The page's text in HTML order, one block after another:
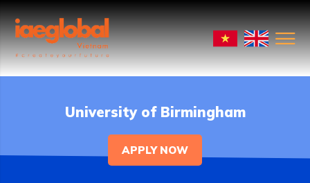
University of Birmingham
APPLY NOW